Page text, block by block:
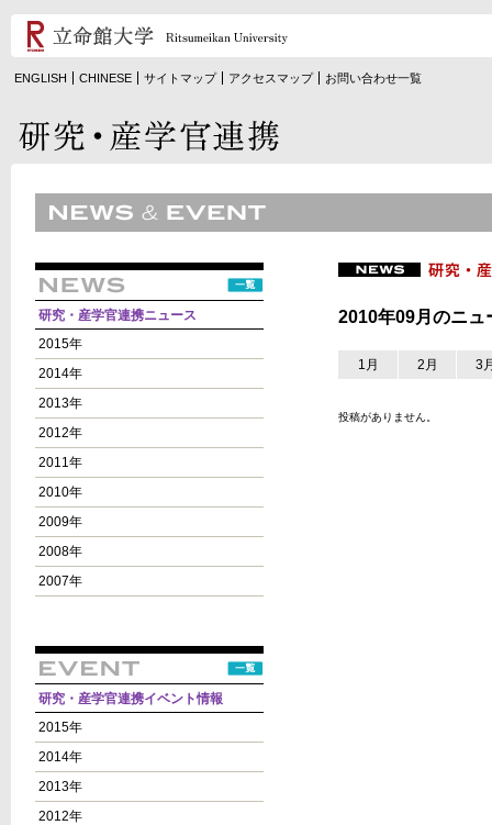
ENGLISH CHINESE サイトマップ アクセスマップ お問い合わせ一覧
2010年09月のニュ
1月 2月 3
投稿がありません。
研究・産学官連携ニュース
2015年
2014年
2013年
2012年
2011年
2010年
2009年
2008年
2007年
研究・産学官連携イベント情報
2015年
2014年
2013年
2012年